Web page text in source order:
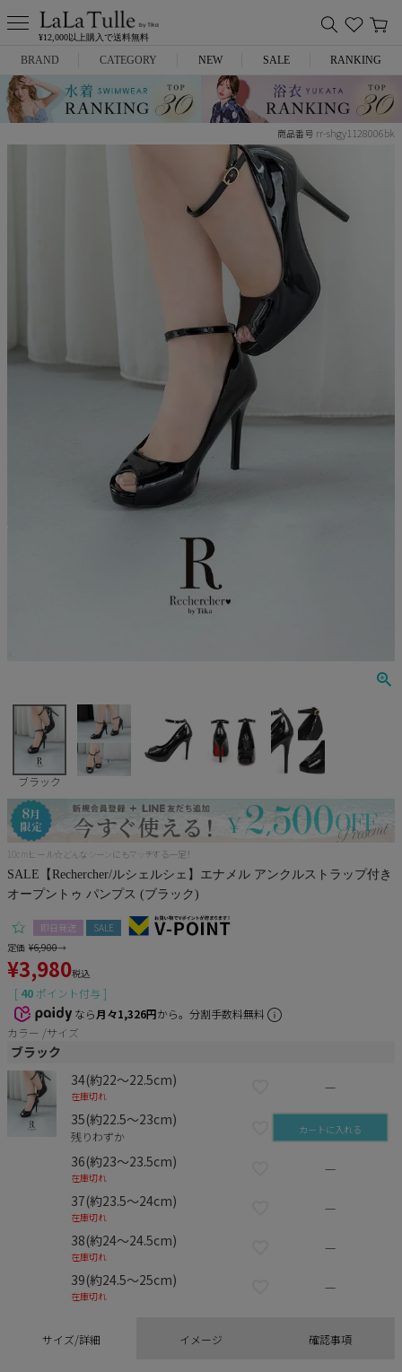
¥12,000以上購入で送料無料
BRAND
Anella
ANGEL R
JENNNY
COMEX
Rechercher
Pleaser
CATEGORY
ミニドレス
バッグ
NEW SALE RANKING
商品番号 rr-shgy1128006bk
ブラック
10cmヒール☆どんなシーンにもマッチする一足！
SALE【Rechercher/ルシェルシェ】エナメル アンクルストラップ付き
オープントゥ パンプス (ブラック)
即日発送
SALE
定価 ¥6,900→
¥3,980税込
[ 40 ポイント付与 ]
なら月々1,326円から。分割手数料無料
カラー
サイズ
ブラック
34(約22～22.5cm)
在庫切れ
—
35(約22.5～23cm)
残りわずか カートに入れる
36(約23～23.5cm)
在庫切れ
—
37(約23.5～24cm)
在庫切れ
—
38(約24～24.5cm)
在庫切れ
—
39(約24.5～25cm)
在庫切れ
—
サイズ/詳細 イメージ 確認事項